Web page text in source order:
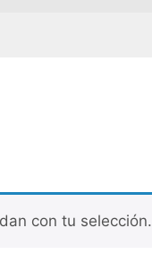
con tu selección.